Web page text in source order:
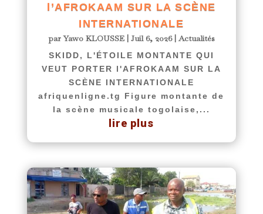
l’AFROKAAM SUR LA SCÈNE
INTERNATIONALE
parYawo KLOUSSE| Juil 6, 2026|Actualités
SKIDD, L'ÉTOILE MONTANTE QUI
VEUT PORTER l'AFROKAAM SUR LA
SCÈNE INTERNATIONALE
afriquenligne.tg Figure montante de
la scène musicale togolaise,...
lire plus